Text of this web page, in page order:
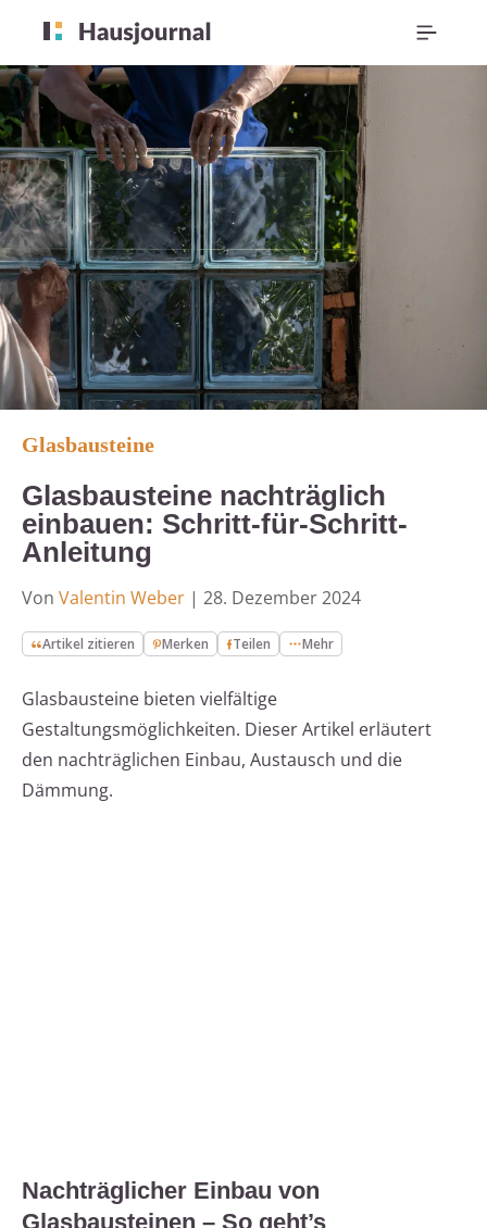
Glasbausteine
Glasbausteine nachträglich
einbauen: Schritt-für-Schritt-
Anleitung
Von Valentin Weber | 28. Dezember 2024
Artikel zitieren Merken Teilen Mehr
Glasbausteine bieten vielfältige
Gestaltungsmöglichkeiten. Dieser Artikel erläutert
den nachträglichen Einbau, Austausch und die
Dämmung.
Nachträglicher Einbau von
Glasbausteinen – So geht’s